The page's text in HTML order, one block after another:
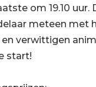
om 19.10 uur.
meteen met
verwittigen
start!